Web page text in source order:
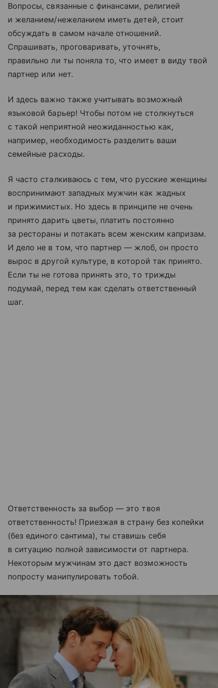
Вопросы, связанные с финансами, религией
и желанием/нежеланием иметь детей, стоит
обсуждать в самом начале отношений.
Спрашивать, проговаривать, уточнять,
правильно ли ты поняла то, что имеет в виду твой
партнер или нет.
И здесь важно также учитывать возможный
языковой барьер! Чтобы потом не столкнуться
с такой неприятной неожиданностью как,
например, необходимость разделить ваши
семейные расходы.
Я часто сталкиваюсь с тем, что русские женщины
воспринимают западных мужчин как жадных
и прижимистых. Но здесь в принципе не очень
принято дарить цветы, платить постоянно
за рестораны и потакать всем женским капризам.
И дело не в том, что партнер — жлоб, он просто
вырос в другой культуре, в которой так принято.
Если ты не готова принять это, то трижды
подумай, перед тем как сделать ответственный
шаг.
Ответственность за выбор — это твоя
ответственность! Приезжая в страну без копейки
(без единого сантима), ты ставишь себя
в ситуацию полной зависимости от партнера.
Некоторым мужчинам это даст возможность
попросту манипулировать тобой.